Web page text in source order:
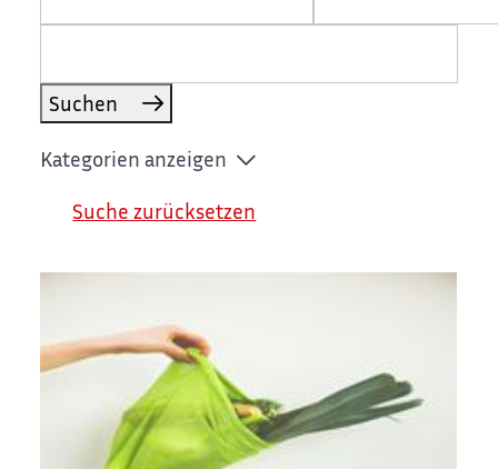
Suchen
Kategorien anzeigen
Suche zurücksetzen